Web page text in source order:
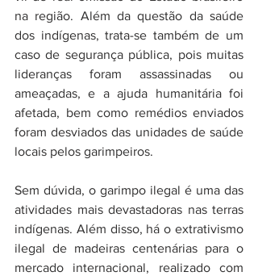
na região. Além da questão da saúde
dos indígenas, trata-se também de um
caso de segurança pública, pois muitas
lideranças foram assassinadas ou
ameaçadas, e a ajuda humanitária foi
afetada, bem como remédios enviados
foram desviados das unidades de saúde
locais pelos garimpeiros.
Sem dúvida, o garimpo ilegal é uma das
atividades mais devastadoras nas terras
indígenas. Além disso, há o extrativismo
ilegal de madeiras centenárias para o
mercado internacional, realizado com